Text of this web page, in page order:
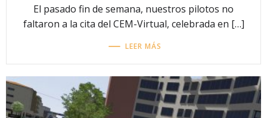
El pasado fin de semana, nuestros pilotos no
faltaron a la cita del CEM-Virtual, celebrada en […]
LEER MÁS